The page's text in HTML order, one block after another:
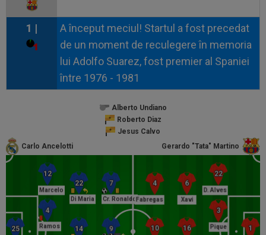
1 |
A început meciul! Startul a fost precedat
de un moment de reculegere în memoria
lui Adolfo Suarez, fost premier al Spaniei
între 1976 - 1981
Alberto Undiano
Roberto Diaz
Jesus Calvo
Ramos
Marcelo
Di Maria
Cr. Ronaldo
Carlo Ancelotti
D. Alves
Pique
Xavi
Fabregas
Gerardo "Tata" Martino